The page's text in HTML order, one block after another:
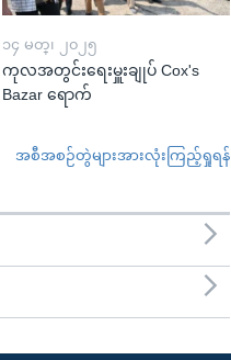
၁၄ မတ္၊ ၂၀၂၅
ကုလအတွင်းရေးမှူးချုပ် Cox's
Bazar ရောက်
အစီအစဉ်တွဲများအားလုံးကြည့်ရှုရန်